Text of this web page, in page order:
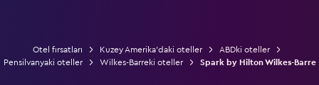
Otel fırsatları Kuzey Amerika'daki oteller
ABDki oteller
Pensilvanyaki oteller
Wilkes-Barreki oteller Spark by Hilton Wilkes-Barre